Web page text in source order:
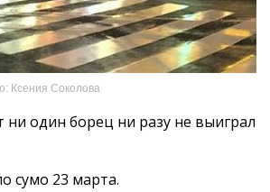
Ксения Соколова
ни один борец ни разу не выиграл
сумо 23 марта.